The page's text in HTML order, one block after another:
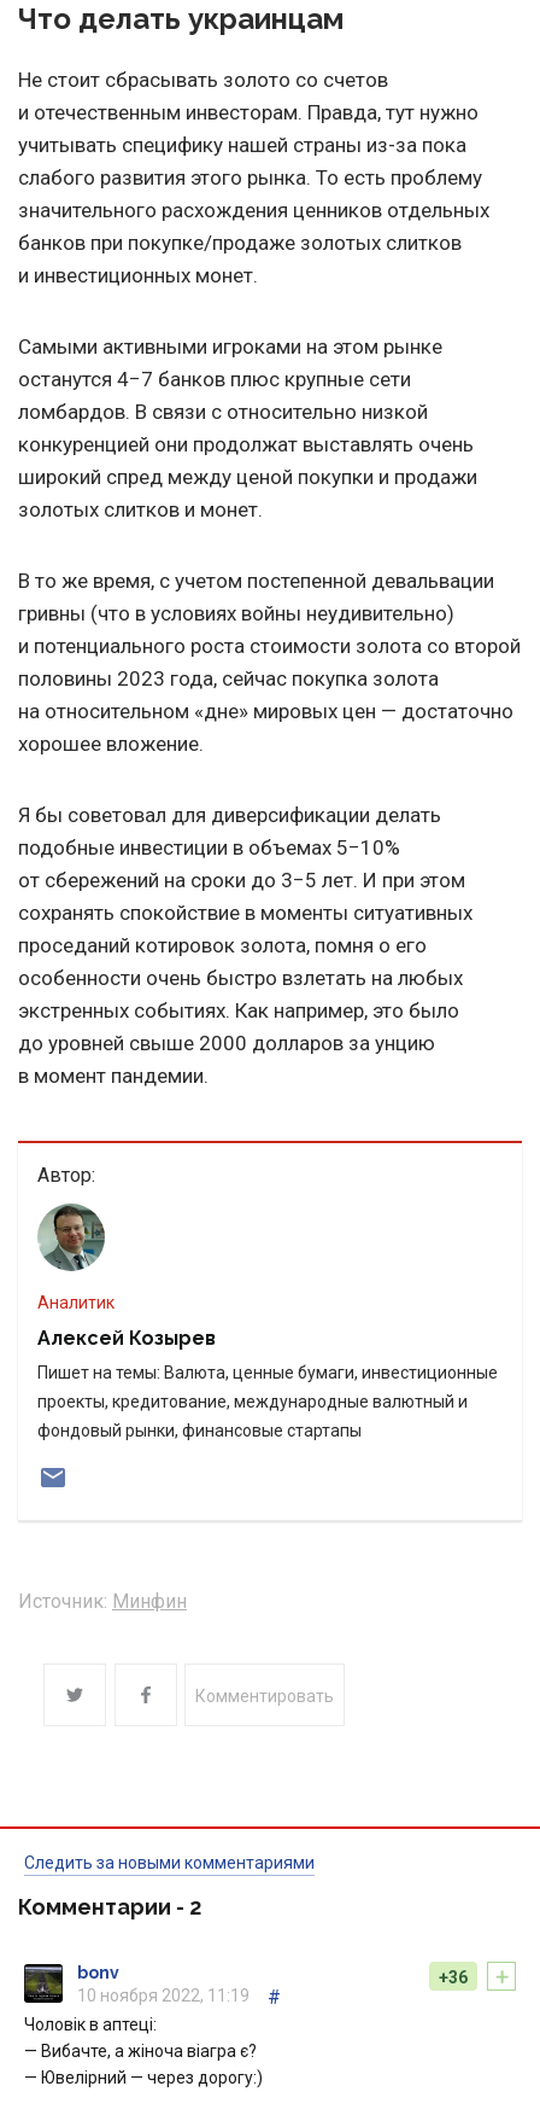
Что делать украинцам
Не стоит сбрасывать золото со счетов
и отечественным инвесторам. Правда, тут нужно
учитывать специфику нашей страны из-за пока
слабого развития этого рынка. То есть проблему
значительного расхождения ценников отдельных
банков при покупке/продаже золотых слитков
и инвестиционных монет.
Самыми активными игроками на этом рынке
останутся 4−7 банков плюс крупные сети
ломбардов. В связи с относительно низкой
конкуренцией они продолжат выставлять очень
широкий спред между ценой покупки и продажи
золотых слитков и монет.
В то же время, с учетом постепенной девальвации
гривны (что в условиях войны неудивительно)
и потенциального роста стоимости золота со второй
половины 2023 года, сейчас покупка золота
на относительном «дне» мировых цен — достаточно
хорошее вложение.
Я бы советовал для диверсификации делать
подобные инвестиции в объемах 5−10%
от сбережений на сроки до 3−5 лет. И при этом
сохранять спокойствие в моменты ситуативных
проседаний котировок золота, помня о его
особенности очень быстро взлетать на любых
экстренных событиях. Как например, это было
до уровней свыше 2000 долларов за унцию
в момент пандемии.
Автор:
Аналитик
Алексей Козырев
Пишет на темы: Валюта, ценные бумаги, инвестиционные
проекты, кредитование, международные валютный и
фондовый рынки, финансовые стартапы
Источник: Минфин
Комментировать
Следить за новыми комментариями
Комментарии - 2
+
+36
bonv
10 ноября 2022, 11:19
#
Чоловік в аптеці:
— Вибачте, а жіноча віагра є?
— Ювелірний — через дорогу:)